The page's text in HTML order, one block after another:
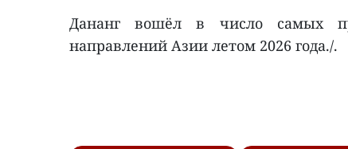
Дананг вошёл в число самых
направлений Азии летом 2026 года./.